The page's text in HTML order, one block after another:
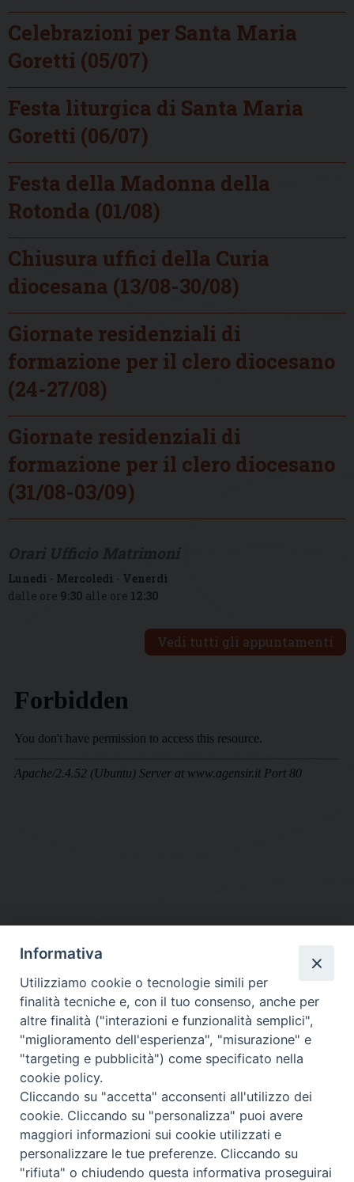
Celebrazioni per Santa Maria
Goretti (05/07)
Festa liturgica di Santa Maria
Goretti (06/07)
Festa della Madonna della
Rotonda (01/08)
Chiusura uffici della Curia
diocesana (13/08-30/08)
Giornate residenziali di
formazione per il clero diocesano
(24-27/08)
Giornate residenziali di
formazione per il clero diocesano
(31/08-03/09)
Lunedì - Mercoledì - Venerdì
dalle ore 9:30 alle ore 12:30
Vedi tutti gli appuntamenti
DIOCESI SUBURBICARIA DI ALBANO
Contatti:Tel.: 06.93268401 - Fax.: 06.9323844
E-mail:curia@diocesidialbano.it
Orari: dal Lunedì al Venerdì Ore: 9:00 - 13:00
Lunedì, Mercoledì e Venerdì, Ore 9:30 - 12:30
Diocesi Suburbicaria di Albano
Informativa
Utilizziamo cookie o tecnologie simili per
finalità tecniche e, con il tuo consenso, anche per
altre finalità ("interazioni e funzionalità semplici",
"miglioramento dell'esperienza", "misurazione" e
"targeting e pubblicità") come specificato nella
cookie policy.
Cliccando su "accetta" acconsenti all'utilizzo dei
cookie. Cliccando su "personalizza" puoi avere
maggiori informazioni sui cookie utilizzati e
personalizzare le tue preferenze. Cliccando su
"rifiuta" o chiudendo questa informativa proseguirai